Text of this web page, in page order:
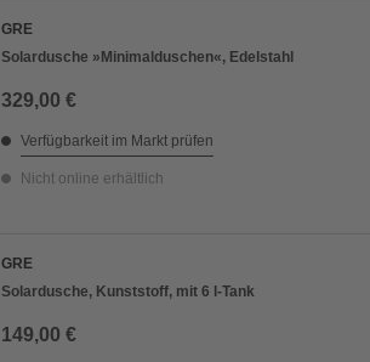
GRE
Solardusche »Minimalduschen«, Edelstahl
329,00 €
Verfügbarkeit im Markt prüfen
Nicht online erhältlich
GRE
Solardusche, Kunststoff, mit 6 l-Tank
149,00 €